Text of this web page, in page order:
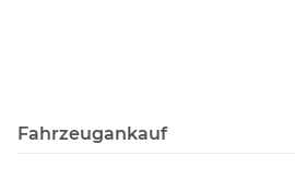
Fahrzeugankauf